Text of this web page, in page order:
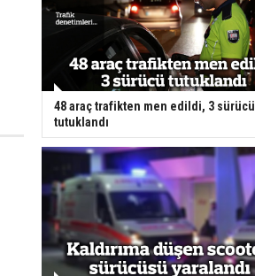
48 araç trafikten men edildi, 3 sürücü
tutuklandı